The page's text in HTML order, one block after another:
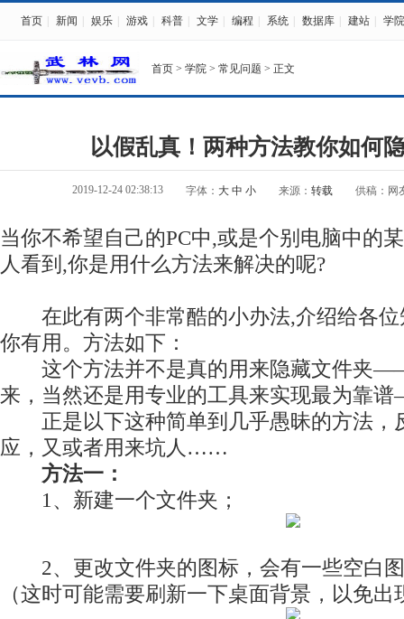
首页 新闻 娱乐 游戏 科普 文学 编程 系统 数据库 建站 学院
首页 > 学院 > 常见问题 > 正文
以假乱真！两种方法教你如何
2019-12-24 02:38:13 字体： 大 中 小 来源： 转载 供稿：网
当你不希望自己的PC中,或是个别电脑中的
人看到,你是用什么方法来解决的呢?
在此有两个非常酷的小办法,介绍给各位
你有用。方法如下：
这个方法并不是真的用来隐藏文件夹
来，当然还是用专业的工具来实现最为靠
正是以下这种简单到几乎愚昧的方法，
应，又或者用来坑人……
方法一：
1、新建一个文件夹；
2、更改文件夹的图标，会有一些空白图
（这时可能需要刷新一下桌面背景，以免出